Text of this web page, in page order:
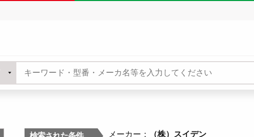
メーカー （株）スイデン